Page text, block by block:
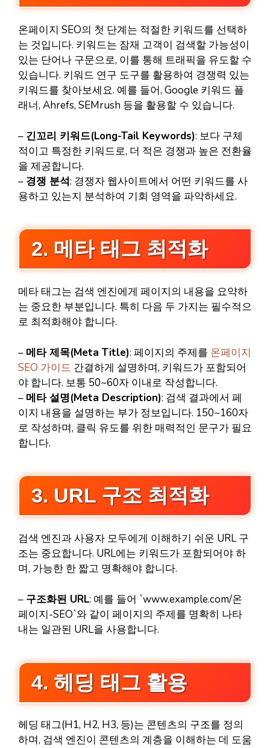
온페이지 SEO의 첫 단계는 적절한 키워드를 선택하
는 것입니다. 키워드는 잠재 고객이 검색할 가능성이
있는 단어나 구문으로, 이를 통해 트래픽을 유도할 수
있습니다. 키워드 연구 도구를 활용하여 경쟁력 있는
키워드를 찾아보세요. 예를 들어, Google 키워드 플
래너, Ahrefs, SEMrush 등을 활용할 수 있습니다.
– 긴꼬리 키워드(Long-Tail Keywords): 보다 구체
적이고 특정한 키워드로, 더 적은 경쟁과 높은 전환율
을 제공합니다.
– 경쟁 분석: 경쟁자 웹사이트에서 어떤 키워드를 사
용하고 있는지 분석하여 기회 영역을 파악하세요.
2. 메타 태그 최적화
메타 태그는 검색 엔진에게 페이지의 내용을 요약하
는 중요한 부분입니다. 특히 다음 두 가지는 필수적으
로 최적화해야 합니다.
– 메타 제목(Meta Title): 페이지의 주제를 온페이지
SEO 가이드 간결하게 설명하며, 키워드가 포함되어
야 합니다. 보통 50~60자 이내로 작성합니다.
– 메타 설명(Meta Description): 검색 결과에서 페
이지 내용을 설명하는 부가 정보입니다. 150~160자
로 작성하며, 클릭 유도를 위한 매력적인 문구가 필요
합니다.
3. URL 구조 최적화
검색 엔진과 사용자 모두에게 이해하기 쉬운 URL 구
조는 중요합니다. URL에는 키워드가 포함되어야 하
며, 가능한 한 짧고 명확해야 합니다.
– 구조화된 URL: 예를 들어 `www.example.com/온
페이지-SEO`와 같이 페이지의 주제를 명확히 나타
내는 일관된 URL을 사용합니다.
4. 헤딩 태그 활용
헤딩 태그(H1, H2, H3, 등)는 콘텐츠의 구조를 정의
하며, 검색 엔진이 콘텐츠의 계층을 이해하는 데 도움